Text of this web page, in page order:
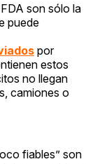
son sólo la
puede
por
estos
no llegan
camiones o
fiables” son